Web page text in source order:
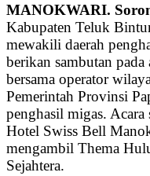
MANOKWARI.
Kabupaten Teluk
mewakili daerah
berikan sambutan
bersama operator
Pemerintah Provinsi
penghasil migas.
Hotel Swiss Bell
mengambil Thema
Sejahtera.